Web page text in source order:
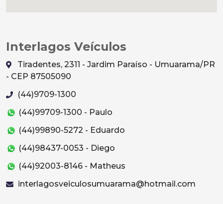
Interlagos Veículos
Tiradentes, 2311 - Jardim Paraíso - Umuarama/PR
- CEP 87505090
(44)9709-1300
(44)99709-1300 - Paulo
(44)99890-5272 - Eduardo
(44)98437-0053 - Diego
(44)92003-8146 - Matheus
interlagosveiculosumuarama@hotmail.com